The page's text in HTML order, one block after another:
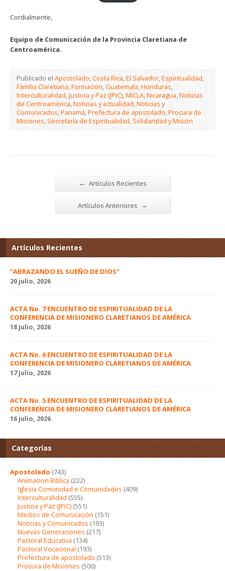
Cordialmente,
Equipo de Comunicación de la Provincia Claretiana de
Centroamérica.
Publicado el Apostolado,Costa Rica,El Salvador,Espiritualidad,
Familia Claretiana,Formación,Guatemala,Honduras,
Interculturalidad,Justicia y Paz (JPIC),MICLA,Nicaragua,Noticias
de Centroamérica,Noticias y actualidad,Noticias y
Comunicados,Panamá,Prefectura de apostolado,Procura de
Misiones,Secretaría de Espiritualidad,Solidaridad y Misión
← Artículos Recientes
Artículos Anteriores →
Artículos Recientes
“ABRAZANDO EL SUEÑO DE DIOS”
20 julio, 2026
ACTA No. 7 ENCUENTRO DE ESPIRITUALIDAD DE LA
CONFERENCIA DE MISIONERO CLARETIANOS DE AMÉRICA
18 julio, 2026
ACTA No. 6 ENCUENTRO DE ESPIRITUALIDAD DE LA
CONFERENCIA DE MISIONERO CLARETIANOS DE AMÉRICA
17 julio, 2026
ACTA No. 5 ENCUENTRO DE ESPIRITUALIDAD DE LA
CONFERENCIA DE MISIONERO CLARETIANOS DE AMÉRICA
16 julio, 2026
Categorías
Apostolado (743)
Animacion Biblica (222)
Iglesia Comunidad e Comunidades (409)
Interculturalidad (555)
Justicia y Paz (JPIC) (551)
Medios de Comunicación (151)
Noticias y Comunicados (193)
Nuevas Generaciones (217)
Pastoral Educativa (134)
Pastoral Vocacional (193)
Prefectura de apostolado (513)
Procura de Misiones (500)